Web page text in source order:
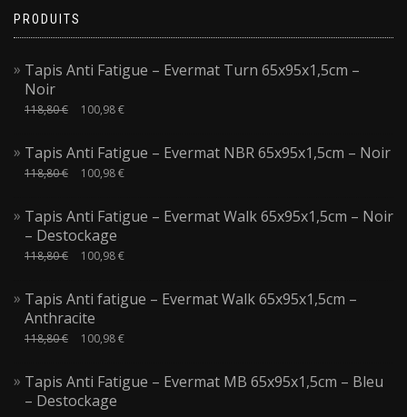
PRODUITS
Tapis Anti Fatigue – Evermat Turn 65x95x1,5cm –
Noir
118,80€ 100,98€
Tapis Anti Fatigue – Evermat NBR 65x95x1,5cm – Noir
118,80€ 100,98€
Tapis Anti Fatigue – Evermat Walk 65x95x1,5cm – Noir
– Destockage
118,80€ 100,98€
Tapis Anti fatigue – Evermat Walk 65x95x1,5cm –
Anthracite
118,80€ 100,98€
Tapis Anti Fatigue – Evermat MB 65x95x1,5cm – Bleu
– Destockage